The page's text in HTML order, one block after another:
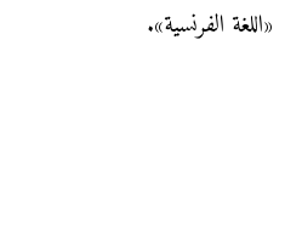
«اللغة الفرنسية».